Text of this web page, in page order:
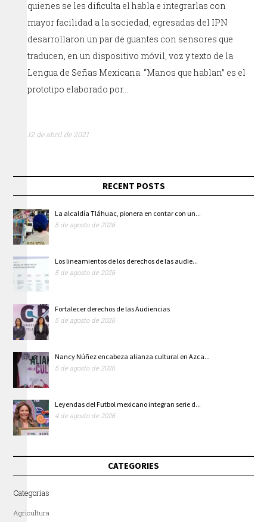
quienes se les dificulta el habla e integrarlas con
mayor facilidad a la sociedad, egresadas del IPN
desarrollaron un par de guantes con sensores que
traducen, en un dispositivo móvil, voz y texto de la
Lengua de Señas Mexicana. “Manos que hablan” es el
prototipo elaborado por…
12 de abril de 2021
RECENT POSTS
La alcaldía Tláhuac, pionera en contar con un...
5 de agosto de 2026
Los lineamientos de los derechos de las audie...
5 de agosto de 2026
Fortalecer derechos de las Audiencias
5 de agosto de 2026
Nancy Núñez encabeza alianza cultural en Azca...
5 de agosto de 2026
Leyendas del Futbol mexicano integran serie d...
4 de agosto de 2026
CATEGORIES
Categorías
Agricultura